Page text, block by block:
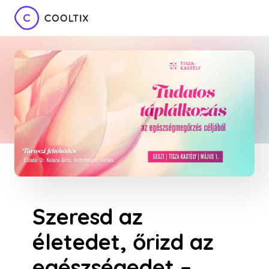
Szeresd az
életedet, őrizd az